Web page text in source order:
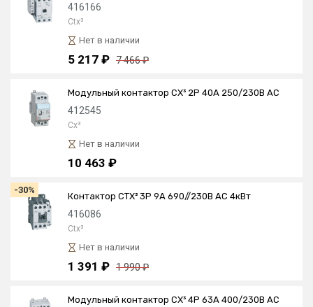
416166
Ctx³
Нет в наличии
5 217 ₽ 7 466 ₽
Модульный контактор CX³ 2P 40А 250/230В AC
412545
Cx³
Нет в наличии
10 463 ₽
-30%
Контактор CTX³ 3P 9А 690//230В AC 4кВт
416086
Ctx³
Нет в наличии
1 391 ₽ 1 990 ₽
Модульный контактор CX³ 4P 63А 400/230В AC